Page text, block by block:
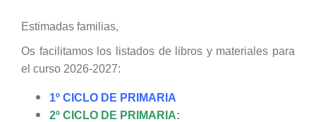
Estimadas familias,
Os facilitamos los listados de libros y materiales para
el curso 2026-2027:
1º CICLO DE PRIMARIA
2º CICLO DE PRIMARIA: